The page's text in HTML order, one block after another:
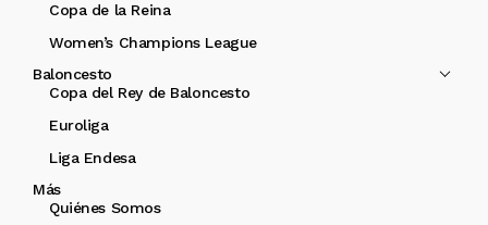
Copa de la Reina
Women’s Champions League
Baloncesto
Copa del Rey de Baloncesto
Euroliga
Liga Endesa
Más
Quiénes Somos